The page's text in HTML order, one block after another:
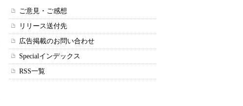
ご意見・ご感想
リリース送付先
広告掲載のお問い合わせ
Specialインデックス
RSS一覧